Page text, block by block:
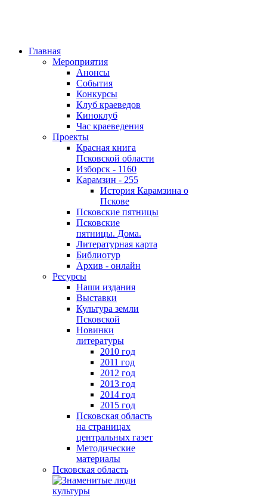
Главная
Мероприятия
Анонсы
События
Конкурсы
Клуб краеведов
Киноклуб
Час краеведения
Проекты
Красная книга
Псковской области
Изборск - 1160
Карамзин - 255
История Карамзина о
Пскове
Псковские пятницы
Псковские
пятницы. Дома.
Литературная карта
Библиотур
Архив - онлайн
Ресурсы
Наши издания
Выставки
Культура земли
Псковской
Новинки
литературы
2010 год
2011 год
2012 год
2013 год
2014 год
2015 год
Псковская область
на страницах
центральных газет
Методические
материалы
Псковская область